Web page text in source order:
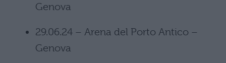
Genova
29.06.24 – Arena del Porto Antico –
Genova